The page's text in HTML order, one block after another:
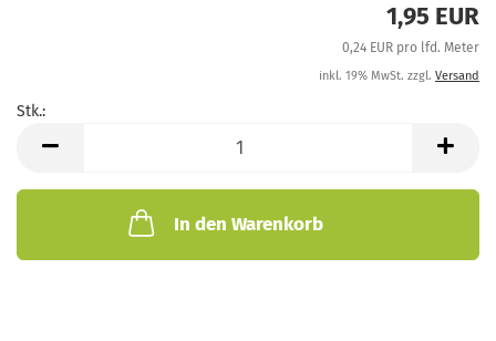
1,95 EUR
0,24 EUR pro lfd. Meter
inkl. 19% MwSt. zzgl. Versand
Stk.:
In den Warenkorb